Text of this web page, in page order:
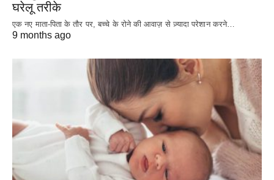
घरेलू तरीके
एक नए माता-पिता के तौर पर, बच्चे के रोने की आवाज़ से ज़्यादा परेशान करने…
9 months ago